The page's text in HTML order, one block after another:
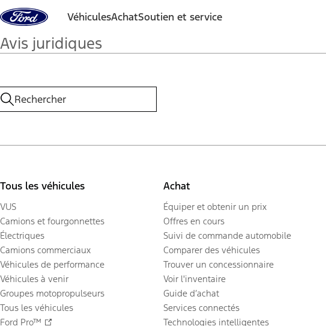
Aller au contenu VéhiculesAchatSoutien et service
Avis juridiques
Tous les véhicules
VUS
Camions et fourgonnettes
Électriques
Camions commerciaux
Véhicules de performance
Véhicules à venir
Groupes motopropulseurs
Tous les véhicules
Ford Pro™
Achat
Équiper et obtenir un prix
Offres en cours
Suivi de commande automobile
Comparer des véhicules
Trouver un concessionnaire
Voir l'inventaire
Guide d’achat
Services connectés
Technologies intelligentes